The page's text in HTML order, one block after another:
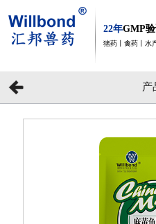
22年GMP
猪药丨禽药丨水
产